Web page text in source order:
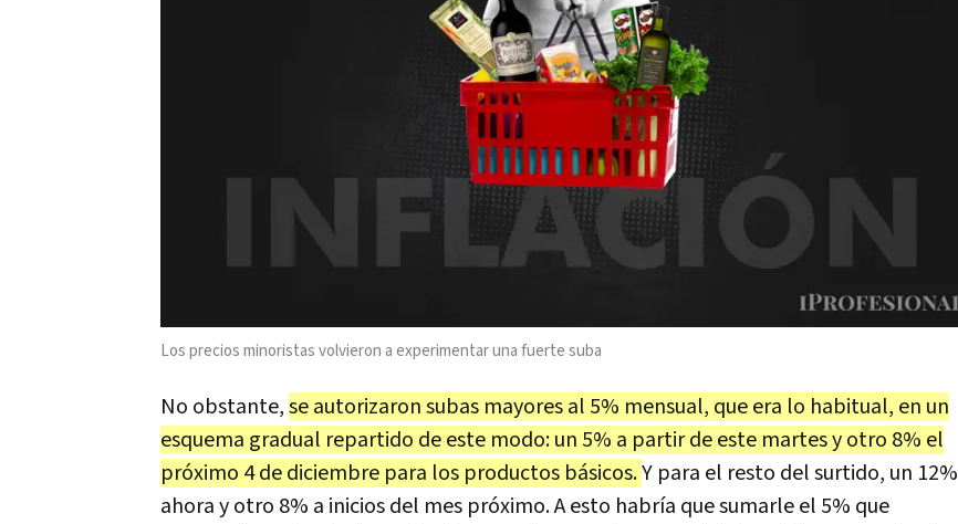
Los precios minoristas volvieron a experimentar una fuerte suba
No obstante,se autorizaron subas mayores al 5% mensual, que era lo habitual, en un
esquema gradual repartido de este modo: un 5% a partir de este martes y otro 8% el
próximo 4 de diciembre para los productos básicos.Y para el resto del surtido, un 12%
ahora y otro 8% a inicios del mes próximo. A esto habría que sumarle el 5% que